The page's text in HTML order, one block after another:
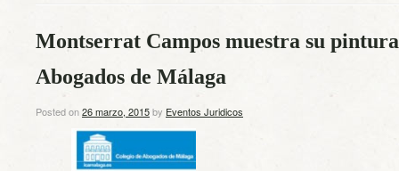
Montserrat Campos muestra su
Abogados de Málaga
Posted on26 marzo, 2015by Eventos Juridicos